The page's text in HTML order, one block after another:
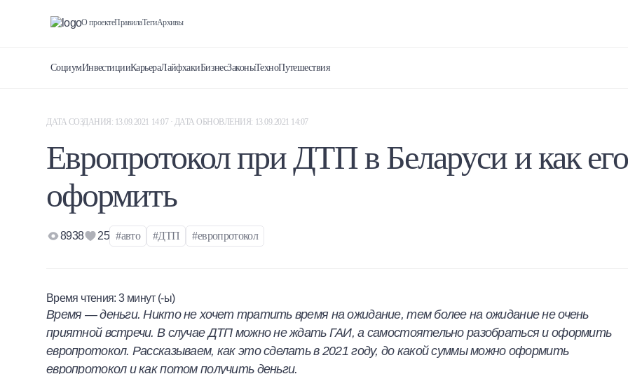
О проектеПравилаТегиАрхивы
СоциумИнвестицииКарьераЛайфхакиБизнесЗаконыТехноПутешествия
Халва
Онлайн-обменник
ДАТА СОЗДАНИЯ: 13.09.2021 14:07 · ДАТА ОБНОВЛЕНИЯ: 13.09.2021 14:07
Европротокол при ДТП в Беларуси и как его
оформить
8938 25 #авто #ДТП #европротокол
Время чтения:3 минут (-ы)
Время — деньги. Никто не хочет тратить время на ожидание, тем более на ожидание не очень
приятной встречи. В случае ДТП можно не ждать ГАИ, а самостоятельно разобраться и оформить
европротокол. Рассказываем, как это сделать в 2021 году, до какой суммы можно оформить
европротокол и как потом получить деньги.